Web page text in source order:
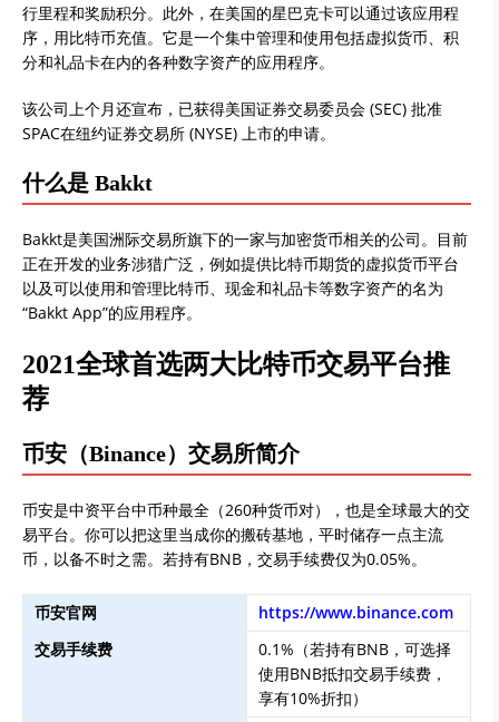
行里程和奖励积分。此外，在美国的星巴克卡可以通过该应用程
序，用比特币充值。它是一个集中管理和使用包括虚拟货币、积
分和礼品卡在内的各种数字资产的应用程序。
该公司上个月还宣布，已获得美国证券交易委员会 (SEC) 批准
SPAC在纽约证券交易所 (NYSE) 上市的申请。
什么是 Bakkt
Bakkt是美国洲际交易所旗下的一家与加密货币相关的公司。目前
正在开发的业务涉猎广泛，例如提供比特币期货的虚拟货币平台
以及可以使用和管理比特币、现金和礼品卡等数字资产的名为
“Bakkt App”的应用程序。
2021全球首选两大比特币交易平台推
荐
币安（Binance）交易所简介
币安是中资平台中币种最全（260种货币对），也是全球最大的交
易平台。你可以把这里当成你的搬砖基地，平时储存一点主流
币，以备不时之需。若持有BNB，交易手续费仅为0.05%。
币安官网
https://www.binance.com
交易手续费
0.1%（若持有BNB，可选择
使用BNB抵扣交易手续费，
享有10%折扣）